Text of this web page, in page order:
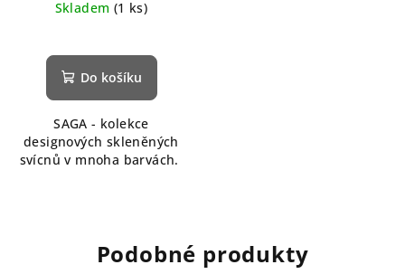
Skladem (1 ks)
Do košíku
SAGA - kolekce
designových skleněných
svícnů v mnoha barvách.
Podobné produkty